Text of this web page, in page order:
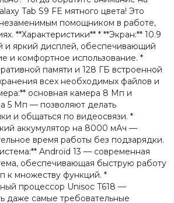
Tab S9 FE мятного цвета! Это
незаменимым помощником в работе,
**Характеристики** * **Экран:** 10.9
яркий дисплей, обеспечивающий
и комфортное использование. *
памяти и 128 ГБ встроенной
всех необходимых файлов и
основная камера 8 Мп и
5 Мп — позволяют делать
и общаться по видеосвязи. *
аккумулятор на 8000 мАч —
время работы без подзарядки.
Android 13 — современная
обеспечивающая быструю работу
к множеству функций. *
процессор Unisoc T618 —
даже самые требовательные